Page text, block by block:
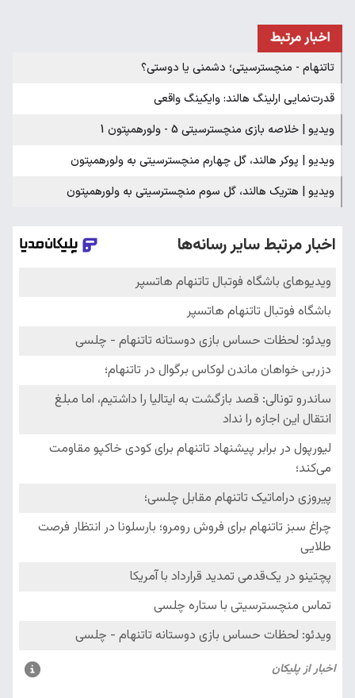
اخبار مرتبط
تاتنهام - منچسترسیتی؛ دشمنی یا دوستی؟
قدرت‌نمایی ارلینگ هالند: وایکینگ واقعی
ویدیو | خلاصه بازی منچسترسیتی 5 - ولورهمپتون 1
ویدیو | پوکر هالند، گل چهارم منچسترسیتی به ولورهمپتون
ویدیو | هتریک هالند، گل سوم منچسترسیتی به ولورهمپتون